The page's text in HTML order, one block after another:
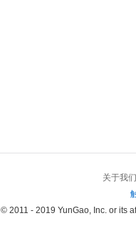
关于我们
© 2011 - 2019 YunGao, Inc. or its